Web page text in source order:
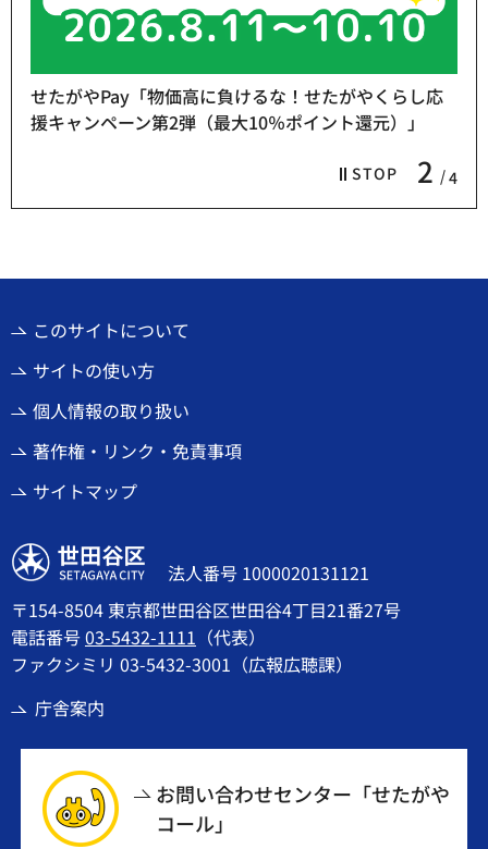
STOP 2 4
せたがやPay「物価高に負けるな！せたがやくらし応
援キャンペーン第2弾（最大10％ポイント還元）」
このサイトについて
サイトの使い方
個人情報の取り扱い
著作権・リンク・免責事項
サイトマップ
世田谷区
法人番号 1000020131121
〒154-8504 東京都世田谷区世田谷4丁目21番27号
電話番号03-5432-1111 （代表）
ファクシミリ 03-5432-3001（広報広聴課）
庁舎案内
お問い合わせセンター「せたがや
コール」